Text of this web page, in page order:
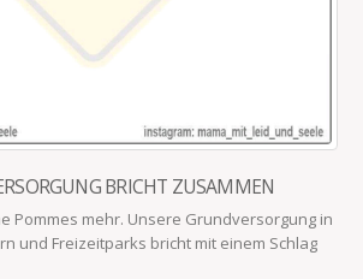
BRICHT ZUSAMMEN
Pommes mehr. Unsere Grundversorgung in
und Freizeitparks bricht mit einem Schlag